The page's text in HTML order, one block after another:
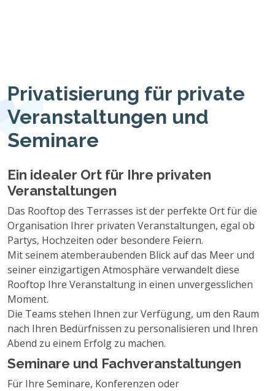
Privatisierung für private
Veranstaltungen und
Seminare
Ein idealer Ort für Ihre privaten
Veranstaltungen
Das Rooftop des Terrasses ist der perfekte Ort für die
Organisation Ihrer privaten Veranstaltungen, egal ob
Partys, Hochzeiten oder besondere Feiern.
Mit seinem atemberaubenden Blick auf das Meer und
seiner einzigartigen Atmosphäre verwandelt diese
Rooftop Ihre Veranstaltung in einen unvergesslichen
Moment.
Die Teams stehen Ihnen zur Verfügung, um den Raum
nach Ihren Bedürfnissen zu personalisieren und Ihren
Abend zu einem Erfolg zu machen.
Seminare und Fachveranstaltungen
Für Ihre Seminare, Konferenzen oder